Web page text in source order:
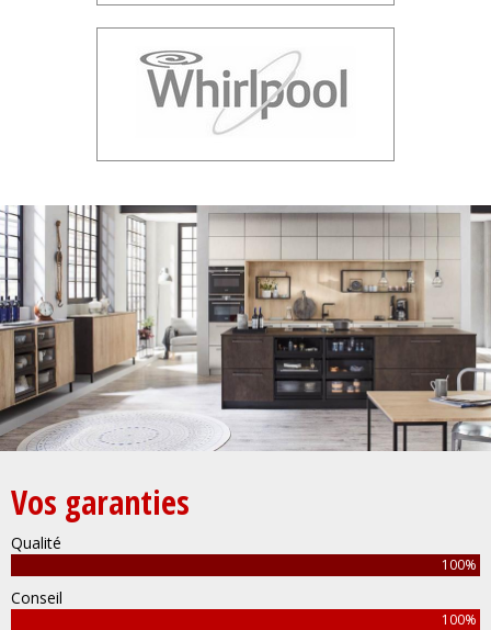
Vos garanties
Qualité
100%
Conseil
100%